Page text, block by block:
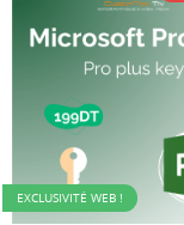
EXCLUSIVITÉ WEB !